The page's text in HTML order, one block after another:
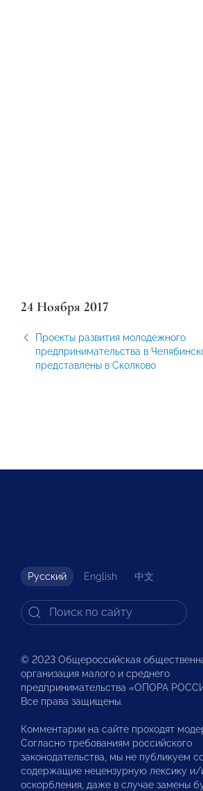
24 Ноября 2017
Проекты развития молодежного
предпринимательства в
представлены в Сколково
Русский English 中文
© 2023 Общероссийская
организация малого и среднего
предпринимательства «ОПОРА
Все права защищены.
Комментарии на сайте проходят
Согласно требованиям российского
законодательства, мы не публикуем
содержащие нецензурную лексику и/
оскорбления, даже в случае замены